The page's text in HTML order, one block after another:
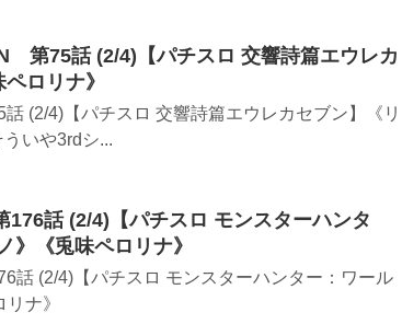
第75話 (2/4)【パチスロ 交響詩篇エウレカ
ロリナ》
(2/4)【パチスロ 交響詩篇エウレカセブン】《リ
いや3rdシ...
話 (2/4)【パチスロ モンスターハンタ
》《兎味ペロリナ》
話 (2/4)【パチスロ モンスターハンター：ワール
ナ》